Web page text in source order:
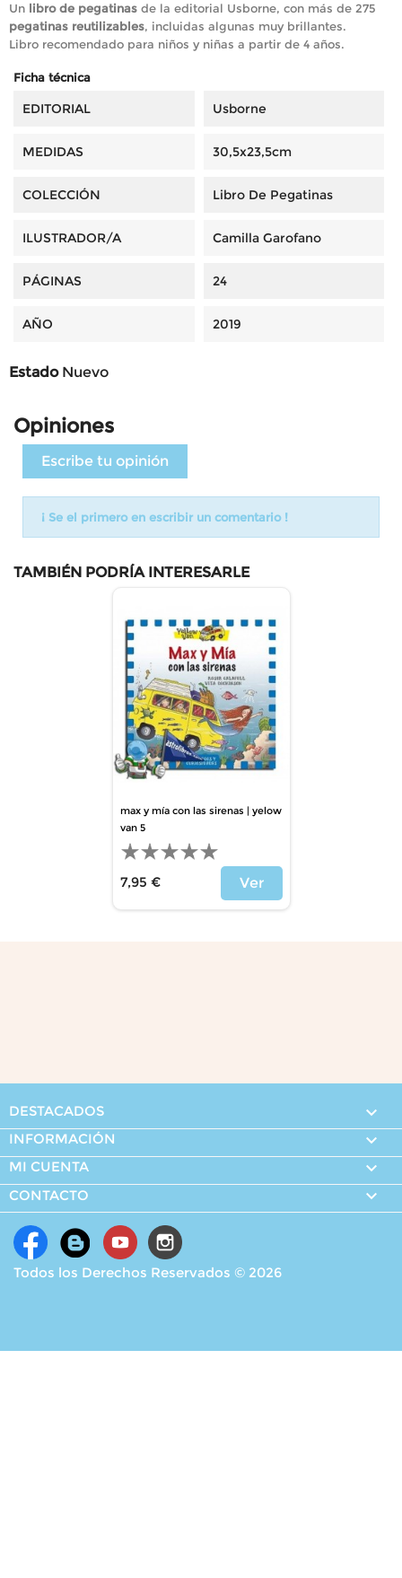
Un libro de pegatinas de la editorial Usborne, con más de 275
pegatinas reutilizables, incluidas algunas muy brillantes.
Libro recomendado para niños y niñas a partir de 4 años.
Ficha técnica
EDITORIAL Usborne
MEDIDAS 30,5x23,5cm
COLECCIÓN Libro De Pegatinas
ILUSTRADOR/A Camilla Garofano
PÁGINAS 24
AÑO 2019
Estado Nuevo
Opiniones
Escribe tu opinión
¡ Se el primero en escribir un comentario !
TAMBIÉN PODRÍA INTERESARLE
max y mía con las sirenas | yelow
van 5
7,95 €
Ver
DESTACADOS 
INFORMACIÓN 
MI CUENTA 
CONTACTO 
Todos los Derechos Reservados © 2026